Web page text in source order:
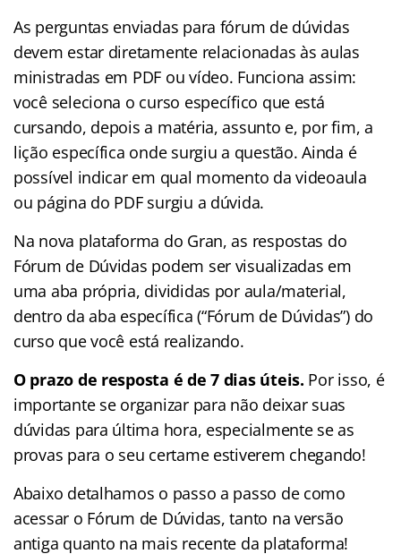
As perguntas enviadas para fórum de dúvidas
devem estar diretamente relacionadas às aulas
ministradas em PDF ou vídeo. Funciona assim:
você seleciona o curso específico que está
cursando, depois a matéria, assunto e, por fim, a
lição específica onde surgiu a questão. Ainda é
possível indicar em qual momento da videoaula
ou página do PDF surgiu a dúvida.
Na nova plataforma do Gran, as respostas do
Fórum de Dúvidas podem ser visualizadas em
uma aba própria, divididas por aula/material,
dentro da aba específica (“Fórum de Dúvidas”) do
curso que você está realizando.
O prazo de resposta é de 7 dias úteis. Por isso, é
importante se organizar para não deixar suas
dúvidas para última hora, especialmente se as
provas para o seu certame estiverem chegando!
Abaixo detalhamos o passo a passo de como
acessar o Fórum de Dúvidas, tanto na versão
antiga quanto na mais recente da plataforma!